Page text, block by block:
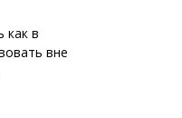
как в
вне